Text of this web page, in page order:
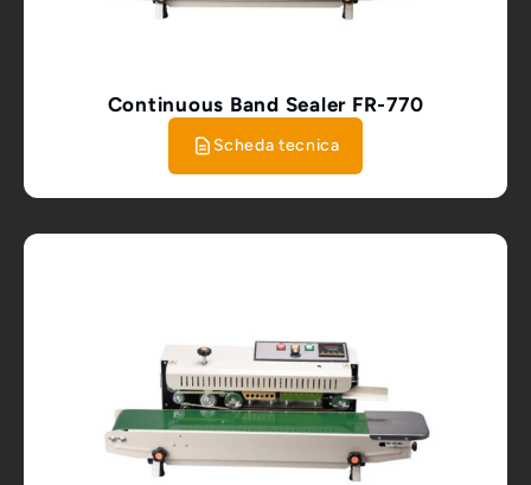
Continuous Band Sealer FR-770
Scheda tecnica